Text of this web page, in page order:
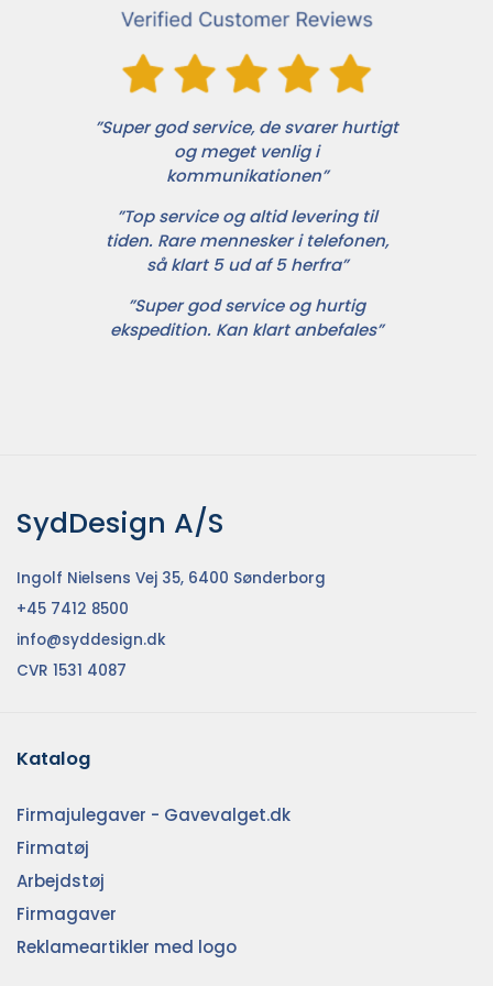
”Super god service, de svarer hurtigt
og meget venlig i
kommunikationen”
”Top service og altid levering til
tiden. Rare mennesker i telefonen,
så klart 5 ud af 5 herfra”
”Super god service og hurtig
ekspedition. Kan klart anbefales”
SydDesign A/S
Ingolf Nielsens Vej 35, 6400 Sønderborg
+45 7412 8500
info@syddesign.dk
CVR 1531 4087
Katalog
Firmajulegaver - Gavevalget.dk
Firmatøj
Arbejdstøj
Firmagaver
Reklameartikler med logo